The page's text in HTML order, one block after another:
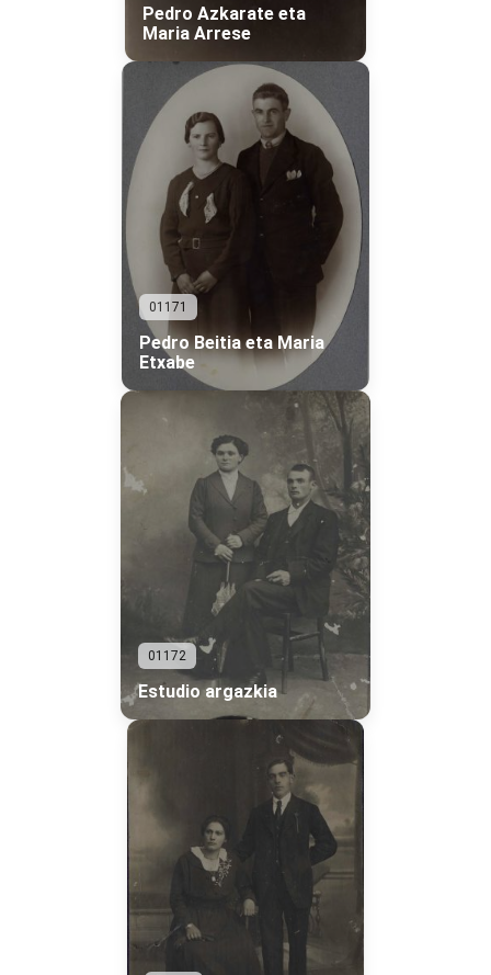
Pedro Azkarate eta
Maria Arrese
01171
Pedro Beitia eta Maria
Etxabe
01172
Estudio argazkia